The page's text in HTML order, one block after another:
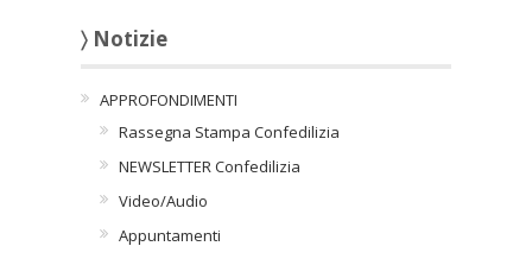
〉 Notizie
APPROFONDIMENTI
Rassegna Stampa Confedilizia
NEWSLETTER Confedilizia
Video/Audio
Appuntamenti